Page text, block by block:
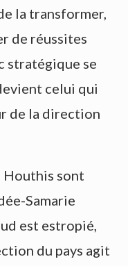
la transformer,
de réussites
stratégique se
celui qui
de la direction
Houthis sont
Samarie
est estropié,
du pays agit